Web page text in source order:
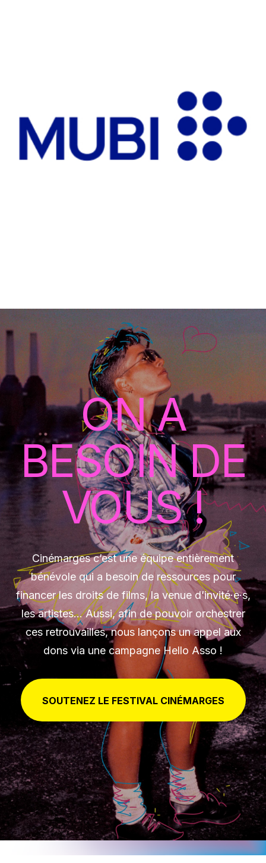
ON A
BESOIN DE
VOUS !
Cinémarges c’est une équipe entièrement
bénévole qui a besoin de ressources pour
financer les droits de films, la venue d’invité·e·s,
les artistes... Aussi, afin de pouvoir orchestrer
ces retrouvailles, nous lançons un appel aux
dons via une campagne Hello Asso !
SOUTENEZ LE FESTIVAL CINÉMARGES